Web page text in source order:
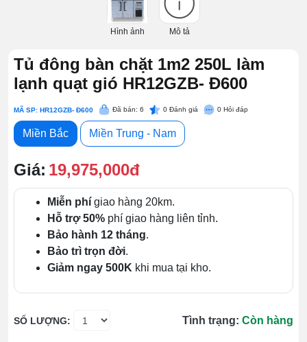
Hình ảnh Mô tả
Tủ đông bàn chặt 1m2 250L làm
lạnh quạt gió HR12GZB- Đ600
MÃ SP: HR12GZB- Đ600 Đã bán: 6 0 Đánh giá 0 Hỏi đáp
Miền Bắc Miền Trung - Nam
Giá: 19,975,000đ
Miễn phí giao hàng 20km.
Hỗ trợ 50% phí giao hàng liên tỉnh.
Bảo hành 12 tháng.
Bảo trì trọn đời.
Giảm ngay 500K khi mua tại kho.
SỐ LƯỢNG: Tình trạng: Còn hàng